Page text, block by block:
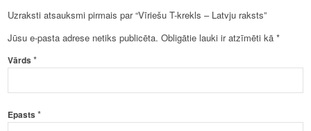
Uzraksti atsauksmi pirmais par “Vīriešu T-krekls – Latvju raksts”
Jūsu e-pasta adrese netiks publicēta. Obligātie lauki ir atzīmēti kā*
Vārds*
Epasts*